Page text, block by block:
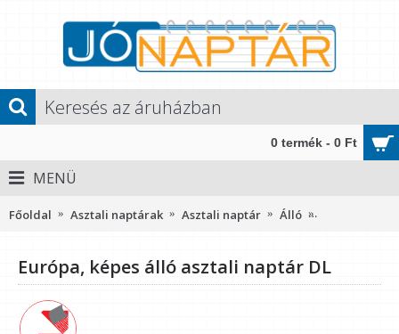
0 termék - 0 Ft
MENÜ
Főoldal Asztali naptárak Asztali naptár Álló
Európa, képes álló asztali naptár DL